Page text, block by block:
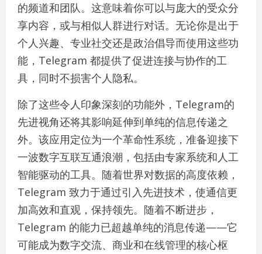
的频道和团队。这意味着你可以与庞大的受众分
享内容，或与相似人群进行对话。无论你是出于
个人兴趣、专业社交还是政治倡导而使用这些功
能，Telegram 都提供了促进连接与协作的工
具，同时不损害个人隐私。
除了这些令人印象深刻的功能外，Telegram的
先进视角还将其影响延伸到单纯的信息传递之
外。该应用定位为一个革命性系统，准备迎接下
一波数字互联互通浪潮，包括由专家系统和人工
智能驱动的工具。随着世界对数据的高度依赖，
Telegram 致力于通过引入先进技术，使通信更
加高效和直观，保持领先。随着不断进步，
Telegram 的能力已超越单纯的消息传递——它
可能成为数字交流、商业和在线管理的核心枢